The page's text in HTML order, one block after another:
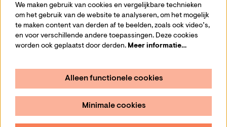
Volg ons
Aanmelden
We maken gebruik van cookies en vergelijkbare technieken
om het gebruik van de website te analyseren, om het mogelijk
te maken content van derden af te beelden, zoals ook video’s,
en voor verschillende andere toepassingen. Deze cookies
worden ook geplaatst door derden. Meer informatie…
Alleen functionele cookies
Minimale cookies